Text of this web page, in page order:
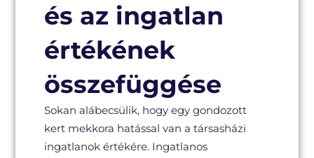
és az ingatlan
értékének
összefüggése
Sokan alábecsülik, hogy egy gondozott
kert mekkora hatással van a társasházi
ingatlanok értékére. Ingatlanos